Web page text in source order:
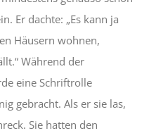
Er dachte: „Es kann ja
Häusern wohnen,
Während der
eine Schriftrolle
gebracht. Als er sie las,
Sie hatten den